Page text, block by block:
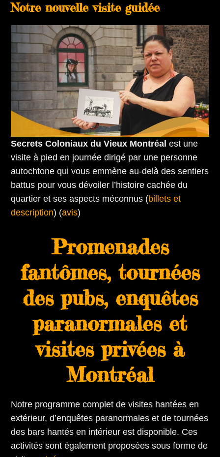
Notre nouvelle visite guidée
Secrets Coloniaux du Vieux Montréalest une
visite à pied en journée dirigé par une personne
autochtone qui vous emmène au-delà des sentiers
battus pour vous dévoiler l’histoire cachée du
quartier et ses aspects méconnus (billets et
description) (avis)
Promenades
fantômes, tournées
des pubs, enquêtes
paranormales et
visites privées à
Montréal
Notre programme complet de visites hantées en
extérieur, d’enquêtes paranormales et de tournées
des bars hantés en intérieur est disponible. Ces
activités sont également proposées sous forme de